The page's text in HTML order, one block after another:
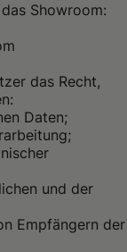
Showroom:
das Recht,
Daten;
und der
Empfängern der